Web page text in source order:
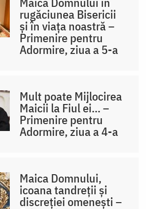
rugăciunea Bisericii
și în viața noastră –
Primenire pentru
Adormire, ziua a 5-a
Mult poate Mijlocirea
Maicii la Fiul ei... –
Primenire pentru
Adormire, ziua a 4-a
Maica Domnului,
icoana tandreții și
discreției omenești –